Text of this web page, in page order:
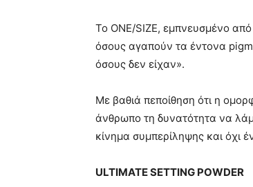
Το ONE/SIZE, εμπνευσμένο
όσους αγαπούν τα έντονα
όσους δεν είχαν».
Με βαθιά πεποίθηση ότι η
άνθρωπο τη δυνατότητα να
κίνημα συμπερίληψης και όχι
ULTIMATE SETTING POWDER